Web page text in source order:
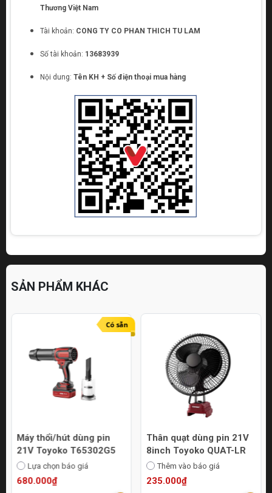
Thương Việt Nam
Tài khoản: CONG TY CO PHAN THICH TU LAM
Số tài khoản: 13683939
Nội dung: Tên KH + Số điện thoại mua hàng
SẢN PHẨM KHÁC
Có sẵn
Máy thổi/hút dùng pin
21V Toyoko T65302G5
Lựa chọn báo giá
680.000₫
Thân quạt dùng pin 21V
8inch Toyoko QUAT-LR
Thêm vào báo giá
235.000₫